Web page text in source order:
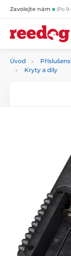
Zavolejte nám (Po
Úvod
Kryty a díly